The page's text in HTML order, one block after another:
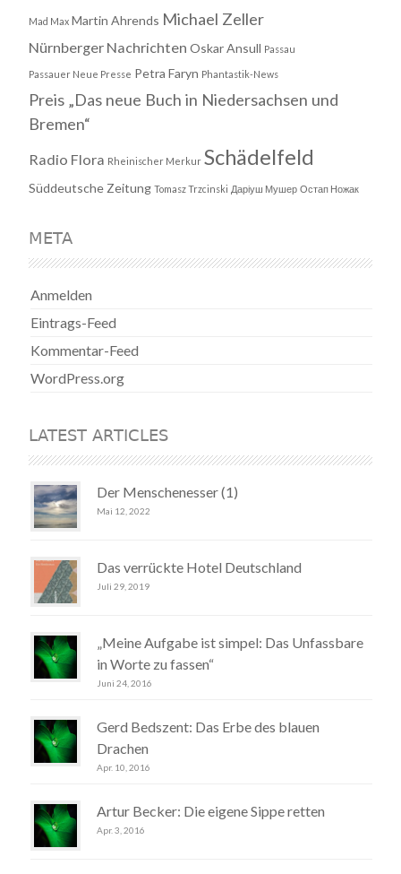
Mad Max Martin Ahrends Michael Zeller
Nürnberger Nachrichten Oskar Ansull Passau
Passauer Neue Presse Petra Faryn Phantastik-News
Preis „Das neue Buch in Niedersachsen und
Bremen“
Radio Flora Rheinischer Merkur Schädelfeld
Süddeutsche Zeitung Tomasz Trzcinski Даріуш Мушер Остап Ножак
META
Anmelden
Eintrags-Feed
Kommentar-Feed
WordPress.org
LATEST ARTICLES
Der Menschenesser (1)
Mai 12, 2022
Das verrückte Hotel Deutschland
Juli 29, 2019
„Meine Aufgabe ist simpel: Das Unfassbare
in Worte zu fassen“
Juni 24, 2016
Gerd Bedszent: Das Erbe des blauen
Drachen
Apr. 10, 2016
Artur Becker: Die eigene Sippe retten
Apr. 3, 2016